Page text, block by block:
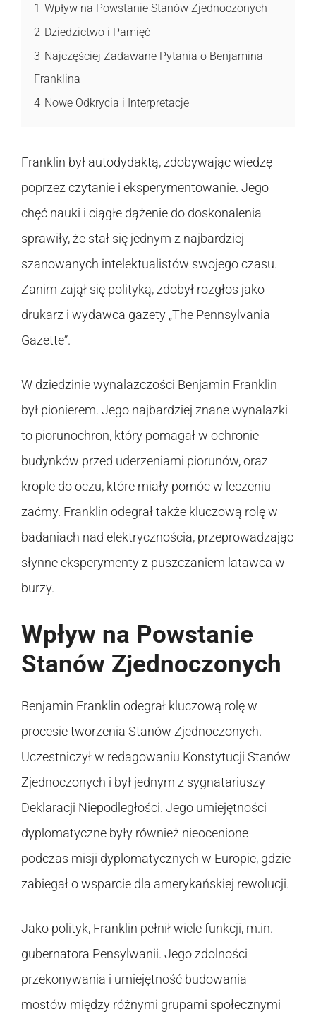
1 Wpływ na Powstanie Stanów Zjednoczonych
2 Dziedzictwo i Pamięć
3 Najczęściej Zadawane Pytania o Benjamina
Franklina
4 Nowe Odkrycia i Interpretacje
Franklin był autodydaktą, zdobywając wiedzę
poprzez czytanie i eksperymentowanie. Jego
chęć nauki i ciągłe dążenie do doskonalenia
sprawiły, że stał się jednym z najbardziej
szanowanych intelektualistów swojego czasu.
Zanim zajął się polityką, zdobył rozgłos jako
drukarz i wydawca gazety „The Pennsylvania
Gazette”.
W dziedzinie wynalazczości Benjamin Franklin
był pionierem. Jego najbardziej znane wynalazki
to piorunochron, który pomagał w ochronie
budynków przed uderzeniami piorunów, oraz
krople do oczu, które miały pomóc w leczeniu
zaćmy. Franklin odegrał także kluczową rolę w
badaniach nad elektrycznością, przeprowadzając
słynne eksperymenty z puszczaniem latawca w
burzy.
Wpływ na Powstanie
Stanów Zjednoczonych
Benjamin Franklin odegrał kluczową rolę w
procesie tworzenia Stanów Zjednoczonych.
Uczestniczył w redagowaniu Konstytucji Stanów
Zjednoczonych i był jednym z sygnatariuszy
Deklaracji Niepodległości. Jego umiejętności
dyplomatyczne były również nieocenione
podczas misji dyplomatycznych w Europie, gdzie
zabiegał o wsparcie dla amerykańskiej rewolucji.
Jako polityk, Franklin pełnił wiele funkcji, m.in.
gubernatora Pensylwanii. Jego zdolności
przekonywania i umiejętność budowania
mostów między różnymi grupami społecznymi